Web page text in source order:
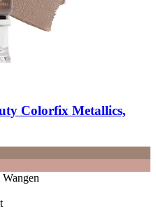
Colorfix Metallics,